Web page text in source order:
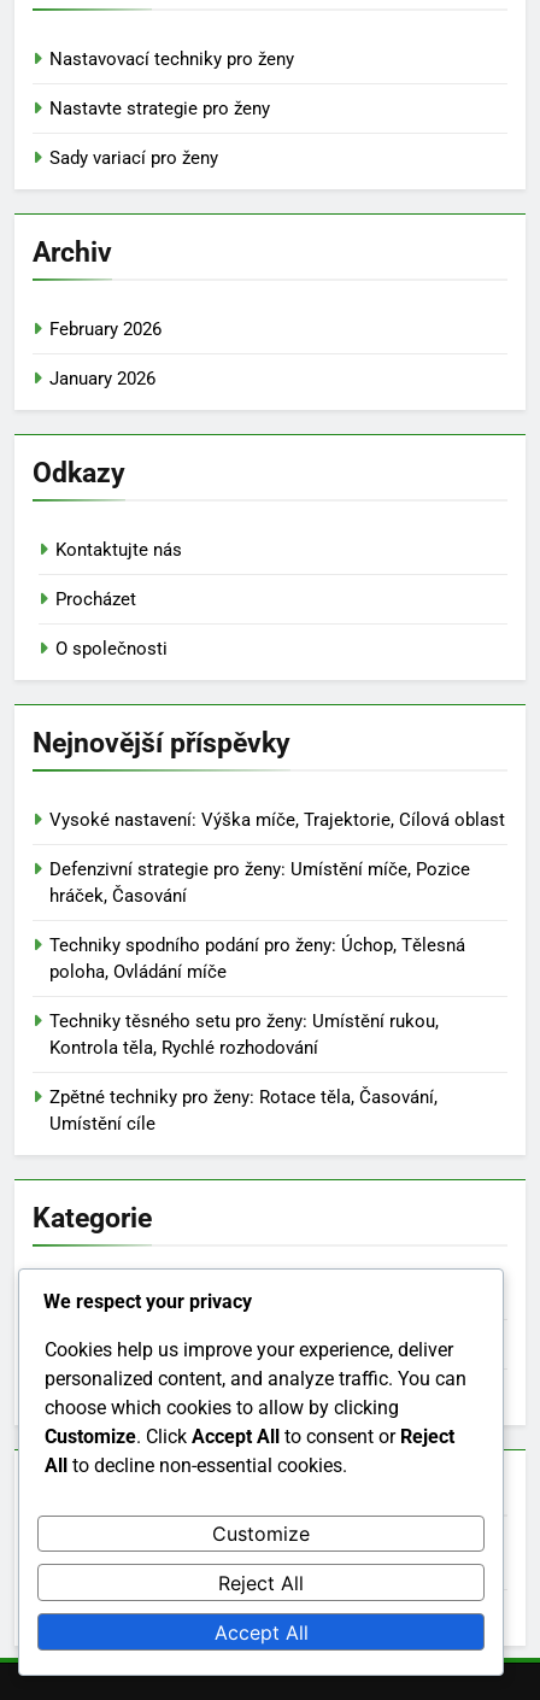
Nastavovací techniky pro ženy
Nastavte strategie pro ženy
Sady variací pro ženy
Archiv
February 2026
January 2026
Odkazy
Kontaktujte nás
Procházet
O společnosti
Nejnovější příspěvky
Vysoké nastavení: Výška míče, Trajektorie, Cílová oblast
Defenzivní strategie pro ženy: Umístění míče, Pozice
hráček, Časování
Techniky spodního podání pro ženy: Úchop, Tělesná
poloha, Ovládání míče
Techniky těsného setu pro ženy: Umístění rukou,
Kontrola těla, Rychlé rozhodování
Zpětné techniky pro ženy: Rotace těla, Časování,
Umístění cíle
Kategorie
Nastavovací techniky pro ženy
Nastavte strategie pro ženy
February 2026
January 2026
We respect your privacy
Cookies help us improve your experience, deliver
personalized content, and analyze traffic. You can
choose which cookies to allow by clicking
Customize. Click Accept All to consent or Reject
All to decline non-essential cookies.
Customize
Reject All
Accept All